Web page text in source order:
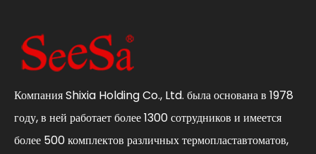
Компания Shixia Holding Co., Ltd. была основана в 1978
году, в ней работает более 1300 сотрудников и имеется
более 500 комплектов различных термопластавтоматов,